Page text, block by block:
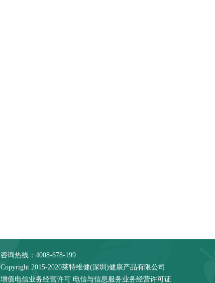
咨询热线：4008-678-199
Copyright 2015-2020莱特维健(深圳)健康产品有限公司
增值电信业务经营许可 电信与信息服务业务经营许可证